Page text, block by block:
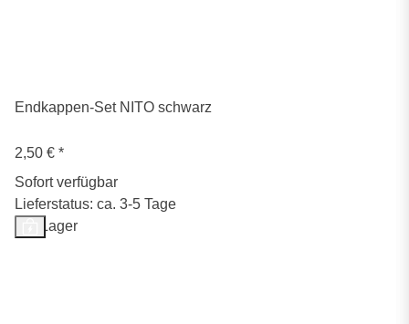
Endkappen-Set NITO schwarz
2,50 € *
Sofort verfügbar
Lieferstatus: ca. 3-5 Tage
Auf Lager